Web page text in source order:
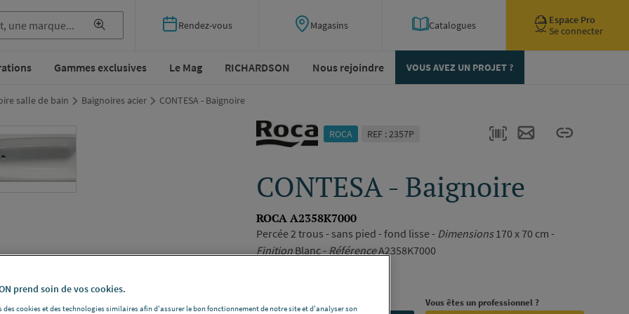
Rendez-vous Magasins Catalogues
Espace Pro
Se connecter
Gammes exclusives Le Mag RICHARDSON Nous rejoindre VOUS AVEZ UN PROJET ?
salle de bain Baignoires acier CONTESA - Baignoire
ROCA REF : 2357P
CONTESA - Baignoire
ROCA A2358K7000
Percée 2 trous - sans pied - fond lisse - Dimensions170 x 70 cm -
FinitionBlanc - RéférenceA2358K7000
Vous êtes un professionnel ?
prend soin de vos cookies.
des cookies et des technologies similaires afin d'assurer le bon fonctionnement de notre site et d'analyser son